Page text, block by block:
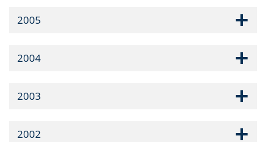
2005
2004
2003
2002